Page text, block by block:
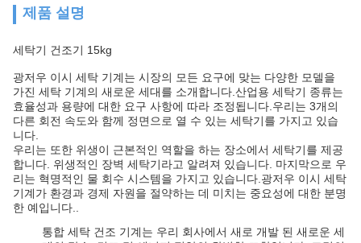
제품 설명
세탁기 건조기 15kg
광저우 이시 세탁 기계는 시장의 모든 요구에 맞는 다양한 모델을
가진 세탁 기계의 새로운 세대를 소개합니다.산업용 세탁기 종류는
효율성과 용량에 대한 요구 사항에 따라 조정됩니다.우리는 3개의
다른 회전 속도와 함께 정면으로 열 수 있는 세탁기를 가지고 있습
니다.
우리는 또한 위생이 근본적인 역할을 하는 장소에서 세탁기를 제공
합니다. 위생적인 장벽 세탁기라고 알려져 있습니다. 마지막으로 우
리는 혁명적인 물 회수 시스템을 가지고 있습니다.광저우 이시 세탁
기계가 환경과 경제 자원을 절약하는 데 미치는 중요성에 대한 분명
한 예입니다..
통합 세탁 건조 기계는 우리 회사에서 새로 개발 된 새로운 세